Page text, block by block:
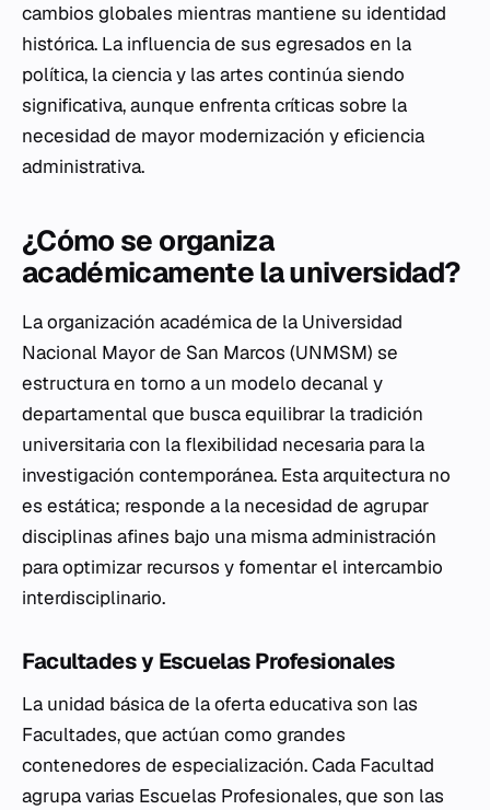
cambios globales mientras mantiene su identidad
histórica. La influencia de sus egresados en la
política, la ciencia y las artes continúa siendo
significativa, aunque enfrenta críticas sobre la
necesidad de mayor modernización y eficiencia
administrativa.
¿Cómo se organiza
académicamente la universidad?
La organización académica de la Universidad
Nacional Mayor de San Marcos (UNMSM) se
estructura en torno a un modelo decanal y
departamental que busca equilibrar la tradición
universitaria con la flexibilidad necesaria para la
investigación contemporánea. Esta arquitectura no
es estática; responde a la necesidad de agrupar
disciplinas afines bajo una misma administración
para optimizar recursos y fomentar el intercambio
interdisciplinario.
Facultades y Escuelas Profesionales
La unidad básica de la oferta educativa son las
Facultades, que actúan como grandes
contenedores de especialización. Cada Facultad
agrupa varias Escuelas Profesionales, que son las